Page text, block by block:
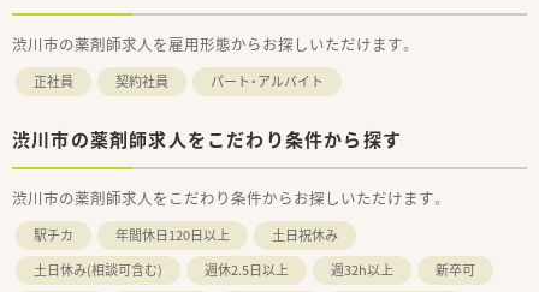
渋川市の薬剤師求人を雇用形態からお探しいただけます。
正社員 契約社員 パート・アルバイト
渋川市の薬剤師求人をこだわり条件から探す
渋川市の薬剤師求人をこだわり条件からお探しいただけます。
駅チカ 年間休日120日以上
土日祝休み
土日休み(相談可含む)
週休2.5日以上 週32h以上
新卒可